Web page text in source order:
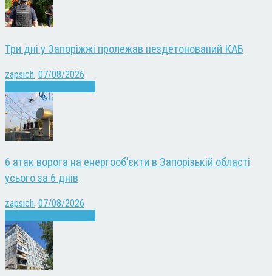
Три дні у Запоріжжі пролежав нездетонований КАБ
zapsich, 07/08/2026
6 атак ворога на енергооб’єкти в Запорізькій області
усього за 6 днів
zapsich, 07/08/2026